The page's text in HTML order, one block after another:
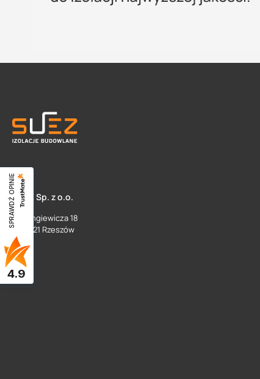
SUEZ Sp. z o.o.
ul. Langiewicza 18
35 - 021 Rzeszów
SPRAWDŹ OPINIE
4.9